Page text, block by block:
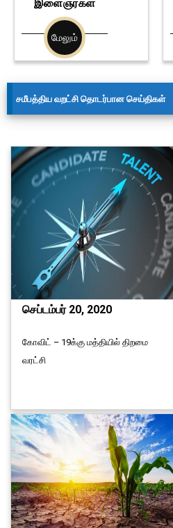
இளைஞர்கள்
மேலும்
சமீபத்திய வறட்சி தொடர்பான செய்திகள்
செப்டம்பர் 20, 2020
கோவிட் – 19க்கு மத்தியில் திறமை
வரட்சி